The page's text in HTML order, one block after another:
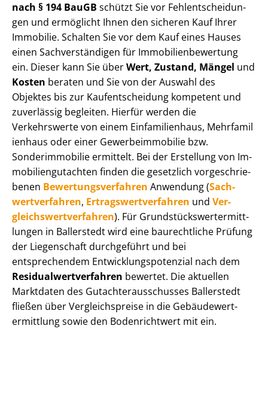
nach § 194 BauGB schützt Sie vor Fehl­ent­schei­dun­
gen und ermöglicht Ihnen den sicheren Kauf Ihrer
Immobilie. Schalten Sie vor dem Kauf eines Hauses
einen Sach­ver­stän­di­gen für Im­mo­bi­li­en­be­wer­tung
ein. Dieser kann Sie überWert, Zustand, Mängel und
Kosten beraten und Sie von der Auswahl des
Objektes bis zur Kauf­ent­schei­dung kompetent und
zuverlässig begleiten. Hierfür werden die
Verkehrswerte von einem Einfamilienhaus, Mehr­fa­mi­l
i­en­haus oder einer Ge­wer­be­im­mo­bi­lie bzw.
Sonderimmobilie ermittelt. Bei der Erstellung von Im­
mo­bi­li­en­gut­ach­ten finden die gesetzlich vor­ge­schrie­
be­nen Be­wer­tungs­ver­fah­ren Anwendung (Sach­
wert­ver­fah­ren, Er­trags­wert­ver­fah­ren und Ver­
gleichs­wert­ver­fah­ren). Für Grund­stücks­wert­ermitt­
lun­gen in Ballerstedt wird eine baurechtliche Prüfung
der Liegenschaft durchgeführt und bei
entsprechendem Ent­wick­lungs­po­ten­zi­al nach dem
Re­si­du­al­wert­ver­fah­ren bewertet. Die aktuellen
Marktdaten des Gut­ach­ter­aus­schus­ses Ballerstedt
fließen über Ver­gleichs­prei­se in die Ge­bäu­de­wert­
ermitt­lung sowie den Bodenrichtwert mit ein.